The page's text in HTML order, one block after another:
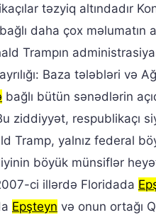
təzyiq altındadır
bağlı daha çox məlumatın
Trampın
Baza tələbləri və
bağlı bütün sənədlərin
ziddiyyət, respublikaçı
Tramp, yalnız federal
böyük münsiflər
ci illərdə Floridada
Epşteyn və onun ortağı